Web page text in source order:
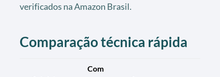
verificados na Amazon Brasil.
Comparação técnica rápida
Com